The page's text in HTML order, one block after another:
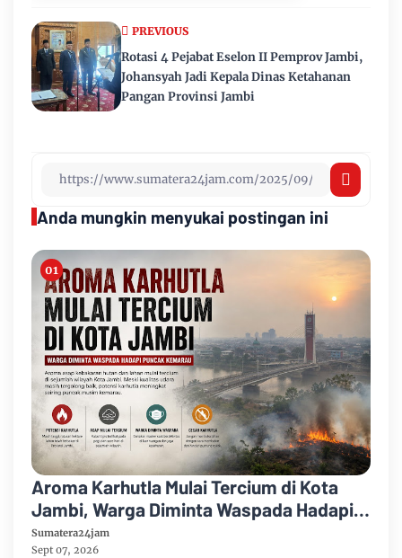
PREVIOUS
Rotasi 4 Pejabat Eselon II Pemprov Jambi,
Johansyah Jadi Kepala Dinas Ketahanan
Pangan Provinsi Jambi
Anda mungkin menyukai postingan ini
Aroma Karhutla Mulai Tercium di Kota
Jambi, Warga Diminta Waspada Hadapi
Puncak Kemarau
Sumatera24jam
Sept 07, 2026